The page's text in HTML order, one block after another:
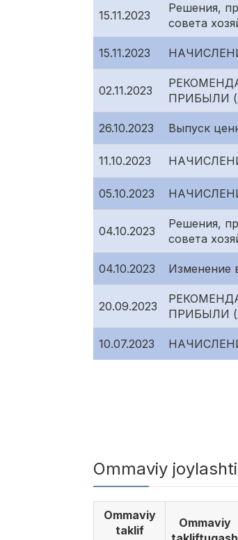
15.11.2023
Решения,
совета
15.11.2023
02.11.2023
ПРИБЫЛИ
26.10.2023 Выпуск
11.10.2023
05.10.2023
04.10.2023
Решения,
совета
04.10.2023 Изменение
20.09.2023
ПРИБЫЛИ
10.07.2023
Ommaviy
Ommaviy
taklif
Ommaviy